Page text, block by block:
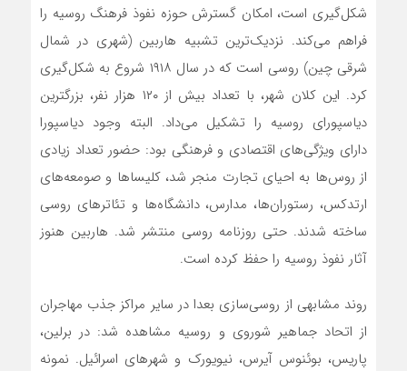
شکل‌گیری است، امکان گسترش حوزه نفوذ فرهنگ روسیه را
فراهم می‌کند. نزدیک‌ترین تشبیه هاربین (شهری در شمال
شرقی چین) روسی است که در سال ۱۹۱۸ شروع به شکل‌گیری
کرد. این کلان شهر، با تعداد بیش از ۱۲۰ هزار نفر، بزرگترین
دیاسپورای روسیه را تشکیل می‌داد. البته وجود دیاسپورا
دارای ویژگی‌های اقتصادی و فرهنگی بود: حضور تعداد زیادی
از روس‌ها به احیای تجارت منجر شد، کلیساها و صومعه‌های
ارتدکس، رستوران‌ها، مدارس، دانشگاه‌ها و تئاترهای روسی
ساخته شدند. حتی روزنامه روسی منتشر شد. هاربین هنوز
آثار نفوذ روسیه را حفظ کرده است.
روند مشابهی از روسی‌سازی بعدا در سایر مراکز جذب مهاجران
از اتحاد جماهیر شوروی و روسیه مشاهده شد: در برلین،
پاریس، بوئنوس آیرس، نیویورک و شهرهای اسرائیل. نمونه